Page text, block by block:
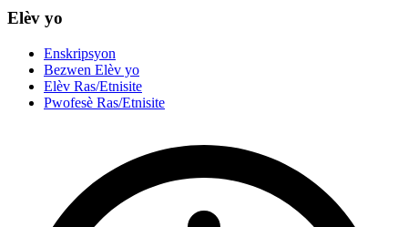
Elèv yo
Enskripsyon
Bezwen Elèv yo
Elèv Ras/Etnisite
Pwofesè Ras/Etnisite